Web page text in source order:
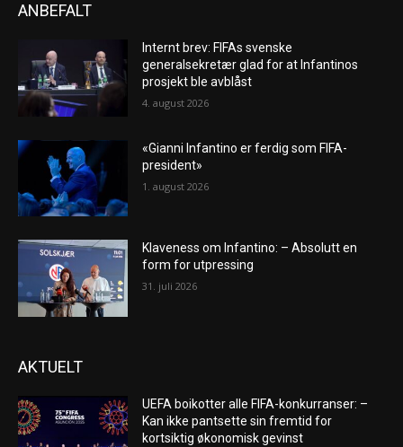
ANBEFALT
Internt brev: FIFAs svenske
generalsekretær glad for at Infantinos
prosjekt ble avblåst
4. august 2026
«Gianni Infantino er ferdig som FIFA-
president»
1. august 2026
Klaveness om Infantino: – Absolutt en
form for utpressing
31. juli 2026
AKTUELT
UEFA boikotter alle FIFA-konkurranser: –
Kan ikke pantsette sin fremtid for
kortsiktig økonomisk gevinst